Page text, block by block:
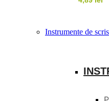
Instrumente de scris